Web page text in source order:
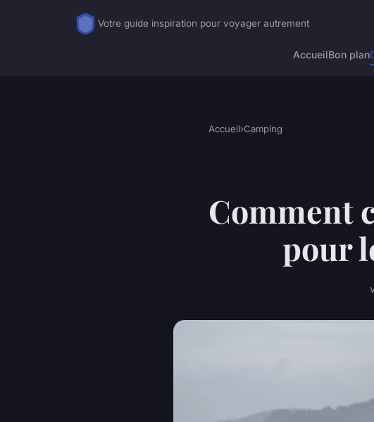
Votre guide inspiration pour voyager autrement
AccueilBon plan
Accueil›Camping
Comment
pour